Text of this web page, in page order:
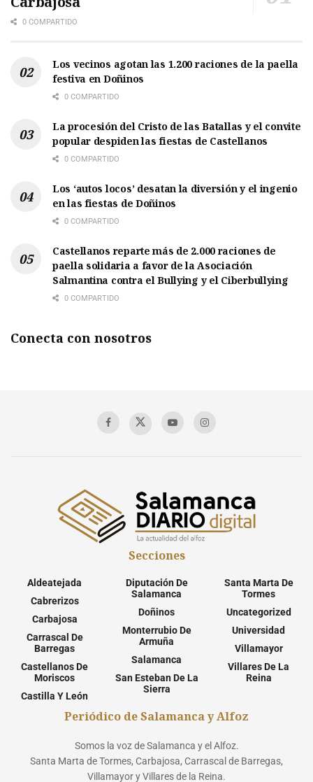
0 COMPARTIDO
Los vecinos agotan las 1.200 raciones de la paella
festiva en Doñinos
0 COMPARTIDO
La procesión del Cristo de las Batallas y el convite
popular despiden las fiestas de Castellanos
0 COMPARTIDO
Los ‘autos locos’ desatan la diversión y el ingenio
en las fiestas de Doñinos
0 COMPARTIDO
Castellanos reparte más de 2.000 raciones de
paella solidaria a favor de la Asociación
Salmantina contra el Bullying y el Ciberbullying
0 COMPARTIDO
Conecta con nosotros
Secciones
Aldeatejada
Cabrerizos
Carbajosa
Carrascal De
Barregas
Castellanos De
Moriscos
Castilla Y León
Diputación De
Salamanca
Doñinos
Monterrubio De
Armuña
Salamanca
San Esteban De La
Sierra
Santa Marta De
Tormes
Uncategorized
Universidad
Villamayor
Villares De La
Reina
Periódico de Salamanca y Alfoz
Somos la voz de Salamanca y el Alfoz.
Santa Marta de Tormes, Carbajosa, Carrascal de Barregas,
Villamayor y Villares de la Reina.